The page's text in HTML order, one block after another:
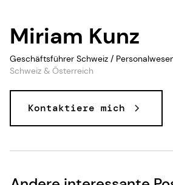
Miriam Kunz
Geschäftsführer Schweiz /
Schweiz & Österreich
Kontaktiere mich